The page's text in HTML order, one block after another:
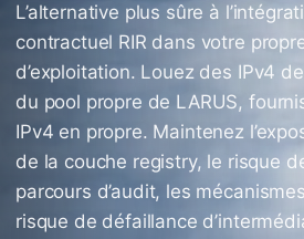
L’alternative plus sûre à
contractuel RIR dans votre
d’exploitation. Louez des IPv4
du pool propre de LARUS,
IPv4 en propre. Maintenez
de la couche registry, le risque
parcours d’audit, les
risque de défaillance